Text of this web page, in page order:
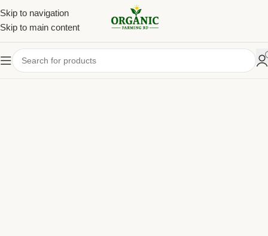
Skip to navigation
Skip to main content